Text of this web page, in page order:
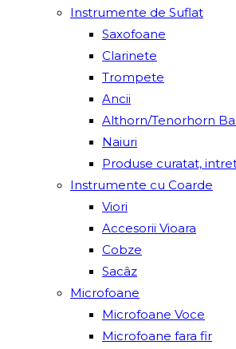
Instrumente de Suflat
Saxofoane
Clarinete
Trompete
Ancii
Althorn/Tenorhorn
Naiuri
Produse curatat,
Instrumente cu Coarde
Viori
Accesorii Vioara
Cobze
Sacâz
Microfoane
Microfoane Voce
Microfoane fara fir